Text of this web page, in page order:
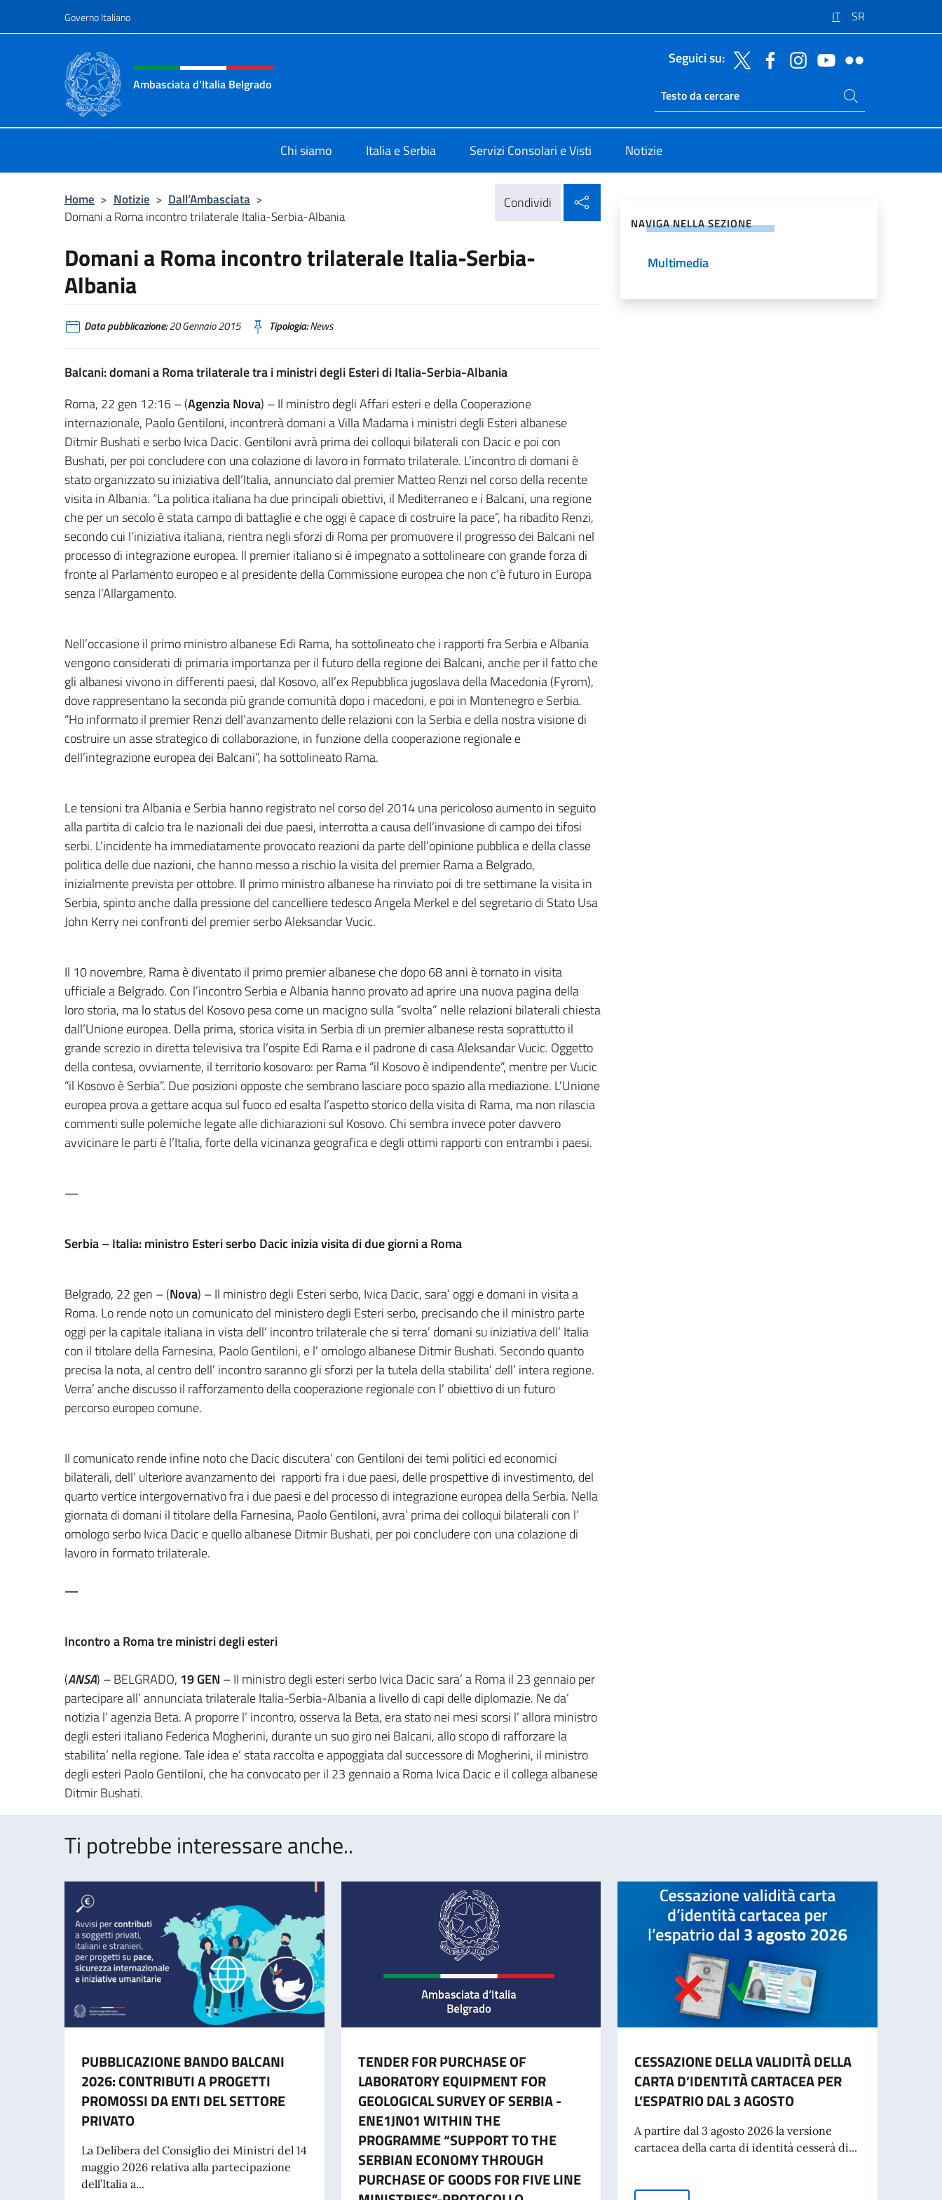
Governo Italiano IT SR
Intestazione sito, social e menù
Ambasciata d'Italia Belgrado
Seguici su:
Ricerca sito live
Cerca nel sito
Chi siamo Italia e Serbia Servizi Consolari e Visti Notizie
Home > Notizie > Dall’Ambasciata >
Domani a Roma incontro trilaterale Italia-Serbia-Albania
Condividi
Domani a Roma incontro trilaterale Italia-Serbia-
Albania
Data pubblicazione:20 Gennaio 2015 Tipologia:News
Balcani: domani a Roma trilaterale tra i ministri degli Esteri di Italia-Serbia-Albania
Roma, 22 gen 12:16 – (Agenzia Nova) – Il ministro degli Affari esteri e della Cooperazione
internazionale, Paolo Gentiloni, incontrerà domani a Villa Madama i ministri degli Esteri albanese
Ditmir Bushati e serbo Ivica Dacic. Gentiloni avrà prima dei colloqui bilaterali con Dacic e poi con
Bushati, per poi concludere con una colazione di lavoro in formato trilaterale. L’incontro di domani è
stato organizzato su iniziativa dell’Italia, annunciato dal premier Matteo Renzi nel corso della recente
visita in Albania. “La politica italiana ha due principali obiettivi, il Mediterraneo e i Balcani, una regione
che per un secolo è stata campo di battaglie e che oggi è capace di costruire la pace”, ha ribadito Renzi,
secondo cui l’iniziativa italiana, rientra negli sforzi di Roma per promuovere il progresso dei Balcani nel
processo di integrazione europea. Il premier italiano si è impegnato a sottolineare con grande forza di
fronte al Parlamento europeo e al presidente della Commissione europea che non c’è futuro in Europa
senza l’Allargamento.
Nell’occasione il primo ministro albanese Edi Rama, ha sottolineato che i rapporti fra Serbia e Albania
vengono considerati di primaria importanza per il futuro della regione dei Balcani, anche per il fatto che
gli albanesi vivono in differenti paesi, dal Kosovo, all’ex Repubblica jugoslava della Macedonia (Fyrom),
dove rappresentano la seconda più grande comunità dopo i macedoni, e poi in Montenegro e Serbia.
“Ho informato il premier Renzi dell’avanzamento delle relazioni con la Serbia e della nostra visione di
costruire un asse strategico di collaborazione, in funzione della cooperazione regionale e
dell’integrazione europea dei Balcani”, ha sottolineato Rama.
Le tensioni tra Albania e Serbia hanno registrato nel corso del 2014 una pericoloso aumento in seguito
alla partita di calcio tra le nazionali dei due paesi, interrotta a causa dell’invasione di campo dei tifosi
serbi. L’incidente ha immediatamente provocato reazioni da parte dell’opinione pubblica e della classe
politica delle due nazioni, che hanno messo a rischio la visita del premier Rama a Belgrado,
inizialmente prevista per ottobre. Il primo ministro albanese ha rinviato poi di tre settimane la visita in
Serbia, spinto anche dalla pressione del cancelliere tedesco Angela Merkel e del segretario di Stato Usa
John Kerry nei confronti del premier serbo Aleksandar Vucic.
Il 10 novembre, Rama è diventato il primo premier albanese che dopo 68 anni è tornato in visita
ufficiale a Belgrado. Con l’incontro Serbia e Albania hanno provato ad aprire una nuova pagina della
loro storia, ma lo status del Kosovo pesa come un macigno sulla “svolta” nelle relazioni bilaterali chiesta
dall’Unione europea. Della prima, storica visita in Serbia di un premier albanese resta soprattutto il
grande screzio in diretta televisiva tra l’ospite Edi Rama e il padrone di casa Aleksandar Vucic. Oggetto
della contesa, ovviamente, il territorio kosovaro: per Rama “il Kosovo è indipendente”, mentre per Vucic
“il Kosovo è Serbia”. Due posizioni opposte che sembrano lasciare poco spazio alla mediazione. L’Unione
europea prova a gettare acqua sul fuoco ed esalta l’aspetto storico della visita di Rama, ma non rilascia
commenti sulle polemiche legate alle dichiarazioni sul Kosovo. Chi sembra invece poter davvero
avvicinare le parti è l’Italia, forte della vicinanza geografica e degli ottimi rapporti con entrambi i paesi.
—
Serbia – Italia: ministro Esteri serbo Dacic inizia visita di due giorni a Roma
Belgrado, 22 gen – (Nova) – Il ministro degli Esteri serbo, Ivica Dacic, sara’ oggi e domani in visita a
Roma. Lo rende noto un comunicato del ministero degli Esteri serbo, precisando che il ministro parte
oggi per la capitale italiana in vista dell’ incontro trilaterale che si terra’ domani su iniziativa dell’ Italia
con il titolare della Farnesina, Paolo Gentiloni, e l’ omologo albanese Ditmir Bushati. Secondo quanto
precisa la nota, al centro dell’ incontro saranno gli sforzi per la tutela della stabilita’ dell’ intera regione.
Verra’ anche discusso il rafforzamento della cooperazione regionale con l’ obiettivo di un futuro
percorso europeo comune.
Il comunicato rende infine noto che Dacic discutera’ con Gentiloni dei temi politici ed economici
bilaterali, dell’ ulteriore avanzamento dei rapporti fra i due paesi, delle prospettive di investimento, del
quarto vertice intergovernativo fra i due paesi e del processo di integrazione europea della Serbia. Nella
giornata di domani il titolare della Farnesina, Paolo Gentiloni, avra’ prima dei colloqui bilaterali con l’
omologo serbo Ivica Dacic e quello albanese Ditmir Bushati, per poi concludere con una colazione di
lavoro in formato trilaterale.
—
Incontro a Roma tre ministri degli esteri
(ANSA) – BELGRADO, 19 GEN – Il ministro degli esteri serbo Ivica Dacic sara’ a Roma il 23 gennaio per
partecipare all’ annunciata trilaterale Italia-Serbia-Albania a livello di capi delle diplomazie. Ne da’
notizia l’ agenzia Beta. A proporre l’ incontro, osserva la Beta, era stato nei mesi scorsi l’ allora ministro
degli esteri italiano Federica Mogherini, durante un suo giro nei Balcani, allo scopo di rafforzare la
stabilita’ nella regione. Tale idea e’ stata raccolta e appoggiata dal successore di Mogherini, il ministro
degli esteri Paolo Gentiloni, che ha convocato per il 23 gennaio a Roma Ivica Dacic e il collega albanese
Ditmir Bushati.
NAVIGA NELLA SEZIONE
Multimedia
Ti potrebbe interessare anche..
PUBBLICAZIONE BANDO BALCANI
2026: CONTRIBUTI A PROGETTI
PROMOSSI DA ENTI DEL SETTORE
PRIVATO
La Delibera del Consiglio dei Ministri del 14
maggio 2026 relativa alla partecipazione
dell’Italia a...
TENDER FOR PURCHASE OF
LABORATORY EQUIPMENT FOR
GEOLOGICAL SURVEY OF SERBIA -
ENE1JN01 WITHIN THE
PROGRAMME “SUPPORT TO THE
SERBIAN ECONOMY THROUGH
PURCHASE OF GOODS FOR FIVE LINE
CESSAZIONE DELLA VALIDITÀ DELLA
CARTA D’IDENTITÀ CARTACEA PER
L’ESPATRIO DAL 3 AGOSTO
A partire dal 3 agosto 2026 la versione
cartacea della carta di identità cesserà di...